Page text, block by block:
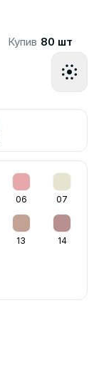
Купив 80 шт
06 07
13 14